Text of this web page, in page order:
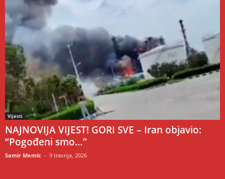
Vijesti
NAJNOVIJA VIJEST! GORI SVE – Iran objavio:
“Pogođeni smo…”
Samir Memic - 9 travnja, 2026